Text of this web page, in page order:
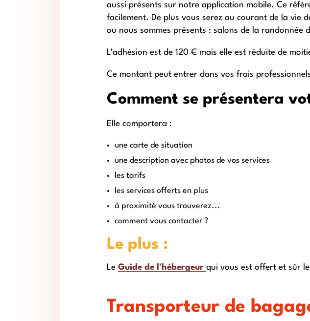
aussi présents sur notre application mobile. Ce
facilement. De plus vous serez au courant de la vie
ou nous sommes présents : salons de la randonnée
L’adhésion est de 120 € mais elle est réduite de
Ce montant peut entrer dans vos frais
Comment se présentera
Elle comportera :
une carte de situation
une description avec photos de vos services
les tarifs
les services offerts en plus
à proximité vous trouverez...
comment vous contacter ?
Le plus :
Le Guide de l'hébergeur qui vous est offert et sûr
Transporteur de